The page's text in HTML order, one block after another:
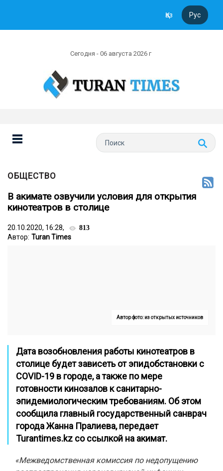
Қаз Рус
Сегодня - 06 августа 2026 г
ОБЩЕСТВО
В акимате озвучили условия для открытия
кинотеатров в столице
20.10.2020, 16:28, 813
Автор: Turan Times
Автор фото: из открытых источников
Дата возобновления работы кинотеатров в
столице будет зависеть от эпидобстановки с
COVID-19 в городе, а также по мере
готовности кинозалов к санитарно-
эпидемиологическим требованиям. Об этом
сообщила главный государственный санврач
города Жанна Пралиева, передает
Turantimes.kz со ссылкой на акимат.
«Межведомственная комиссия по недопущению